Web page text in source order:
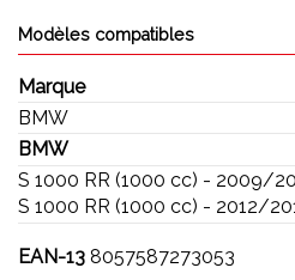
Modèles compatibles
Marque
BMW
BMW
S 1000 RR (1000 cc) - 2009/
S 1000 RR (1000 cc) - 2012/
EAN-13 8057587273053